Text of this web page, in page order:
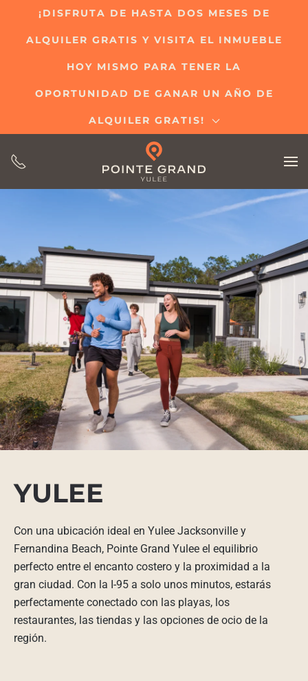
contenido
¡DISFRUTA DE HASTA DOS MESES DE
ALQUILER GRATIS Y VISITA EL INMUEBLE
HOY MISMO PARA TENER LA
OPORTUNIDAD DE GANAR UN AÑO DE
ALQUILER GRATIS!
YULEE
Con una ubicación ideal en Yulee Jacksonville y
Fernandina Beach, Pointe Grand Yulee el equilibrio
perfecto entre el encanto costero y la proximidad a la
gran ciudad. Con la I-95 a solo unos minutos, estarás
perfectamente conectado con las playas, los
restaurantes, las tiendas y las opciones de ocio de la
región.